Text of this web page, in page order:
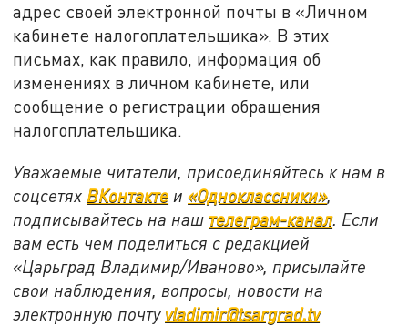
адрес своей электронной почты в «Личном
кабинете налогоплательщика». В этих
письмах, как правило, информация об
изменениях в личном кабинете, или
сообщение о регистрации обращения
налогоплательщика.
Уважаемые читатели, присоединяйтесь к нам в
соцсетях ВКонтакте и«Одноклассники»,
подписывайтесь на наш телеграм-канал. Если
вам есть чем поделиться с редакцией
«Царьград Владимир/Иваново», присылайте
свои наблюдения, вопросы, новости на
электронную почту vladimir@tsargrad.tv